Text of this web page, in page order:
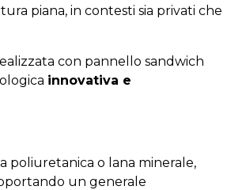
piana, in contesti sia privati che
con pannello sandwich
innovativa e
poliuretanica o lana minerale,
un generale